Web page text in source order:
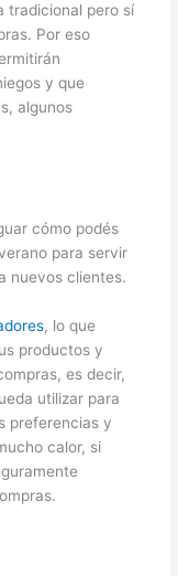
tradicional pero sí
Por eso
y que
algunos
cómo podés
para servir
nuevos clientes.
, lo que
productos y
es decir,
utilizar para
preferencias y
calor, si